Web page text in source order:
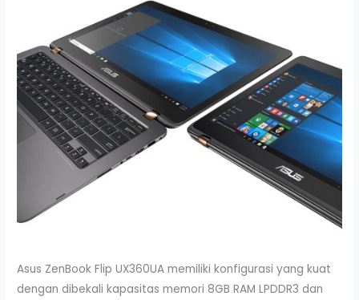
Asus ZenBook Flip UX360UA memiliki konfigurasi yang kuat
dengan dibekali kapasitas memori 8GB RAM LPDDR3 dan